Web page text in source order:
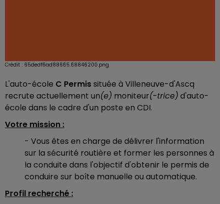
Crédit : 65dedf6ad88665.68846200.png
L'auto-école C Permissituée à Villeneuve-d'Ascq
recrute actuellement un(e) moniteur(-trice) d'auto-
école dans le cadre d'un poste en CDI.
Votre mission :
- Vous êtes en charge de délivrer l'information
sur la sécurité routière et former les personnes à
la conduite dans l'objectif d'obtenir le permis de
conduire sur boîte manuelle ou automatique.
Profil recherché :